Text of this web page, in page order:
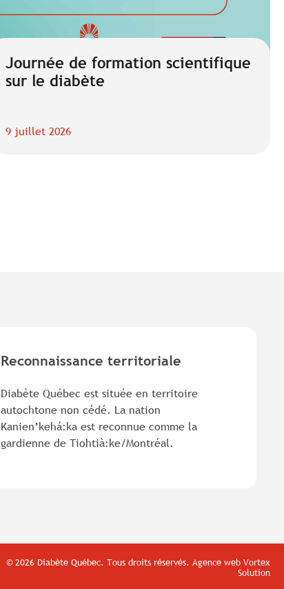
Journée de formation scientifique
sur le diabète
9 juillet 2026
Reconnaissance territoriale
Diabète Québec est située en territoire
autochtone non cédé. La nation
Kanien’kehá:ka est reconnue comme la
gardienne de Tiohtià:ke/Montréal.
© 2026 Diabète Québec. Tous droits réservés. Agence web Vortex
Solution